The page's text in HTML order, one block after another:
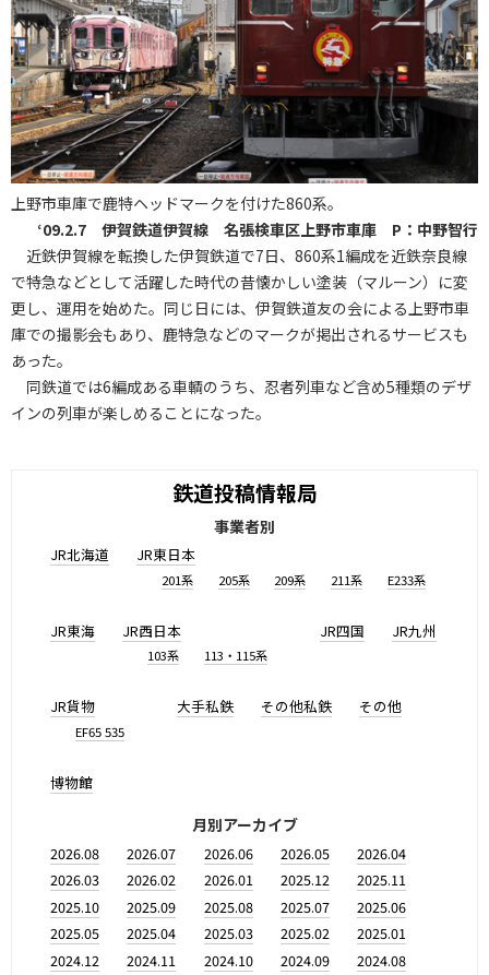
上野市車庫で鹿特ヘッドマークを付けた860系。
‘09.2.7 伊賀鉄道伊賀線 名張検車区上野市車庫 P：中野智行
近鉄伊賀線を転換した伊賀鉄道で7日、860系1編成を近鉄奈良線
で特急などとして活躍した時代の昔懐かしい塗装（マルーン）に変
更し、運用を始めた。同じ日には、伊賀鉄道友の会による上野市車
庫での撮影会もあり、鹿特急などのマークが掲出されるサービスも
あった。
同鉄道では6編成ある車輌のうち、忍者列車など含め5種類のデザ
インの列車が楽しめることになった。
鉄道投稿情報局
事業者別
JR北海道 JR東日本
201系 205系 209系 211系 E233系
JR東海 JR西日本
103系 113・115系
JR四国 JR九州
JR貨物
EF65 535
大手私鉄 その他私鉄 その他
博物館
月別アーカイブ
2026.08 2026.07 2026.06 2026.05
2026.04
2026.03
2026.02 2026.01 2025.12
2025.11
2025.10
2025.09 2025.08 2025.07
2025.06
2025.05
2025.04 2025.03 2025.02
2025.01
2024.12
2024.11 2024.10 2024.09
2024.08